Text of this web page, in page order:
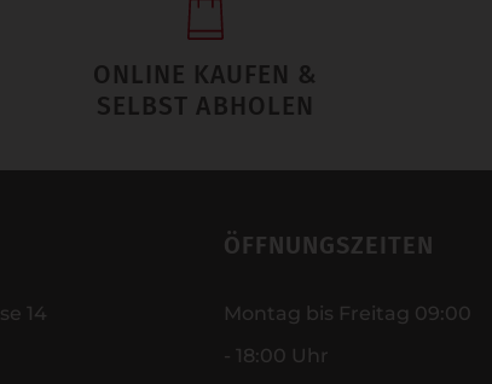
ONLINE KAUFEN &
SELBST ABHOLEN
14
ÖFFNUNGSZEITEN
Montag bis Freitag 09:00
- 18:00 Uhr